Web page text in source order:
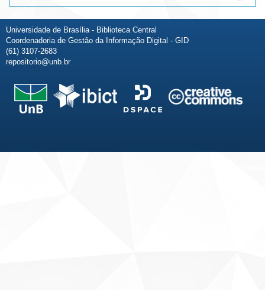
Universidade de Brasília - Biblioteca Central
Coordenadoria de Gestão da Informação Digital - GID
(61) 3107-2683
repositorio@unb.br